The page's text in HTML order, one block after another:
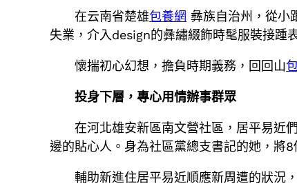
在云南省楚雄包養網 彝族自治州，從小
失業，介入design的彝繡綴飾時髦服裝接踵
懷揣初心幻想，擔負時期義務，回回山
投身下層，專心用情辦事群眾
在河北雄安新區南文營社區，居平易近
邊的貼心人。身為社區黨總支書記的她，將
輔助新進住居平易近順應新周遭的狀況